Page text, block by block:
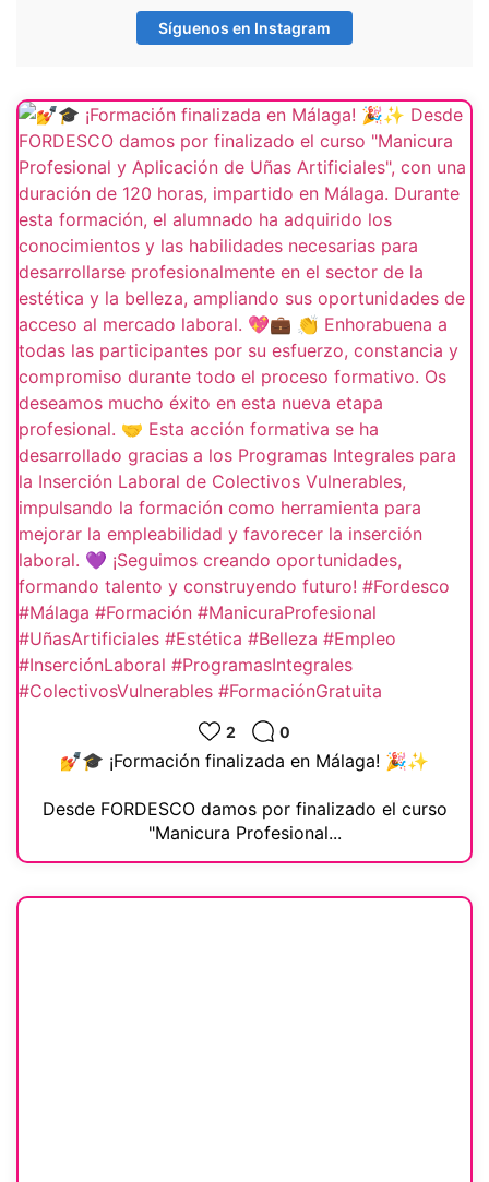
Síguenos en Instagram
2 0
💅🎓 ¡Formación finalizada en Málaga! 🎉✨
Desde FORDESCO damos por finalizado el curso
"Manicura Profesional...